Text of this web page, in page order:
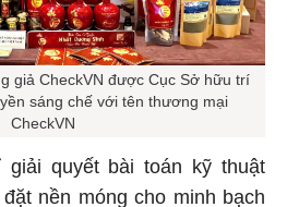
giả CheckVN được Cục Sở hữu trí
sáng chế với tên thương mại
CheckVN
giải quyết bài toán kỹ thuật
nền móng cho minh bạch